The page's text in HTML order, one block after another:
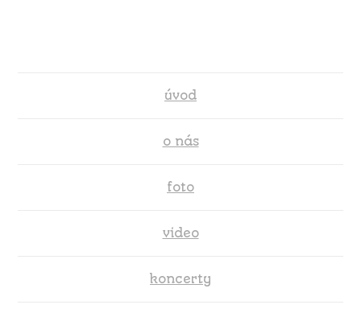
úvod
o nás
foto
video
koncerty